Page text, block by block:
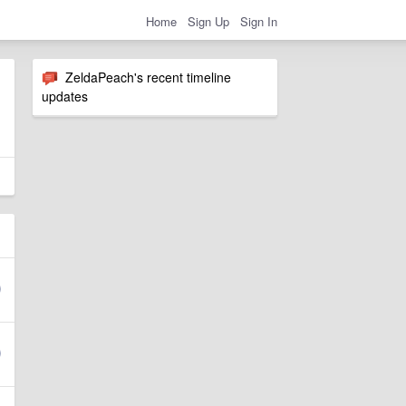
Home Sign Up Sign In
ZeldaPeach's recent timeline
updates